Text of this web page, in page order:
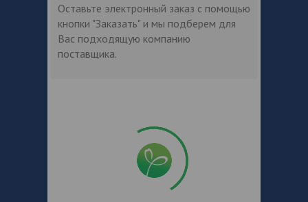
Оставьте электронный заказ с помощью
кнопки "Заказать" и мы подберем для
Вас подходящую компанию
поставщика.